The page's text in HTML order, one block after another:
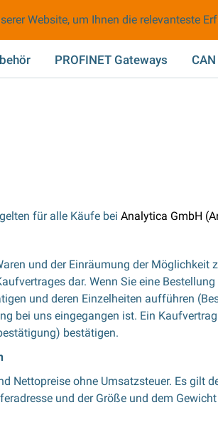
PROFINET Gateways
für alle Käufe bei Analytica GmbH
und der Einräumung der
dar. Wenn Sie eine
und deren Einzelheiten aufführen
bei uns eingegangen ist. Ein
bestätigen.
Nettopreise ohne Umsatzsteuer. Es
und der Größe und dem
Website, um Ihnen die relevanteste